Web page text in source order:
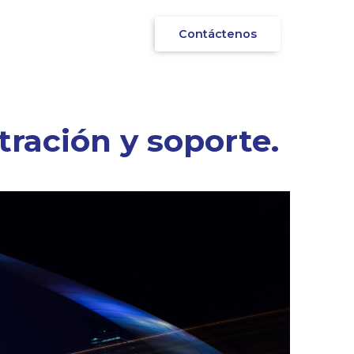
Contáctenos
y soporte.